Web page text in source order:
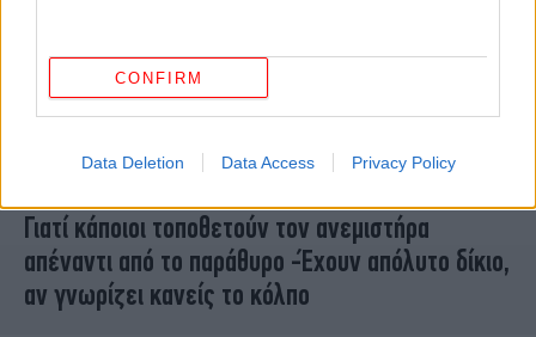
CONFIRM
Data Deletion Data Access Privacy Policy
Γιατί κάποιοι τοποθετούν τον ανεμιστήρα
απέναντι από το παράθυρο -Έχουν απόλυτο δίκιο,
αν γνωρίζει κανείς το κόλπο